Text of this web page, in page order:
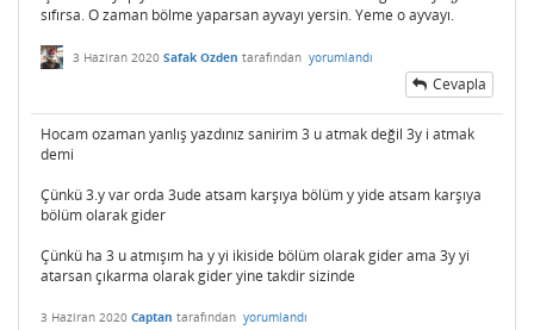
sıfırsa. O zaman bölme yaparsan ayvayı yersin. Yeme o ayvayı.
3 Haziran 2020 Safak Ozden tarafından yorumlandı
Cevapla
Hocam ozaman yanlış yazdınız sanirim 3 u atmak değil 3y i atmak
demi
Çünkü 3.y var orda 3ude atsam karşıya bölüm y yide atsam karşıya
bölüm olarak gider
Çünkü ha 3 u atmışım ha y yi ikiside bölüm olarak gider ama 3y yi
atarsan çıkarma olarak gider yine takdir sizinde
3 Haziran 2020 Captan tarafından yorumlandı